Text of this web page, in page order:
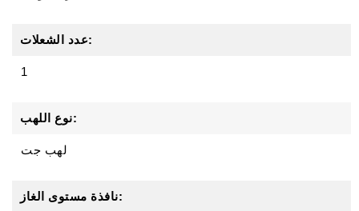
عدد الشعلات:
1
نوع اللهب:
لهب جت
نافذة مستوى الغاز: